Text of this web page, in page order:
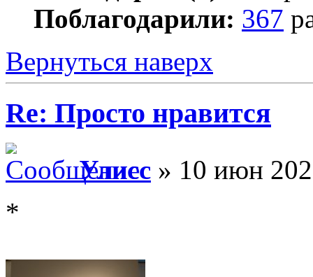
Поблагодарили: 367
Вернуться наверх
Re: Просто нравится
Улисс » 10 июн
*